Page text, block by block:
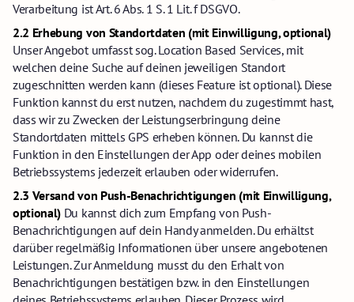
Verarbeitung ist Art. 6 Abs. 1 S. 1 Lit. f DSGVO.
2.2 Erhebung von Standortdaten (mit Einwilligung, optional)
Unser Angebot umfasst sog. Location Based Services, mit
welchen deine Suche auf deinen jeweiligen Standort
zugeschnitten werden kann (dieses Feature ist optional). Diese
Funktion kannst du erst nutzen, nachdem du zugestimmt hast,
dass wir zu Zwecken der Leistungserbringung deine
Standortdaten mittels GPS erheben können. Du kannst die
Funktion in den Einstellungen der App oder deines mobilen
Betriebssystems jederzeit erlauben oder widerrufen.
2.3 Versand von Push-Benachrichtigungen (mit Einwilligung,
optional) Du kannst dich zum Empfang von Push-
Benachrichtigungen auf dein Handy anmelden. Du erhältst
darüber regelmäßig Informationen über unsere angebotenen
Leistungen. Zur Anmeldung musst du den Erhalt von
Benachrichtigungen bestätigen bzw. in den Einstellungen